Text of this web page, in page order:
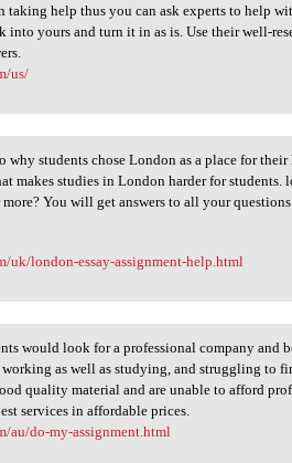
help thus you can ask experts to help
yours and turn it in as is. Use their well-
us/
why students chose London as a place for
makes studies in London harder for students.
You will get answers to all your
uk/london-essay-assignment-help.html
would look for a professional company and
working as well as studying, and struggling to
quality material and are unable to afford
services in affordable prices.
au/do-my-assignment.html